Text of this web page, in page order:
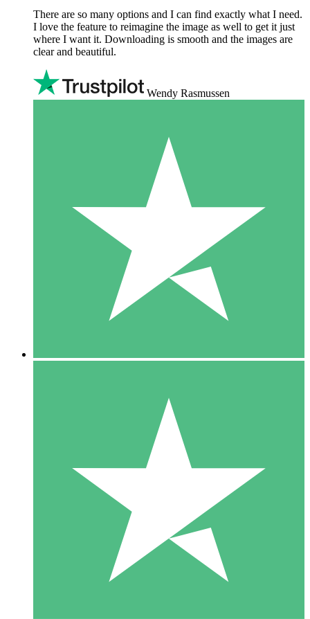
There are so many options and I can find exactly what I need.
I love the feature to reimagine the image as well to get it just
where I want it. Downloading is smooth and the images are
clear and beautiful.
Wendy Rasmussen